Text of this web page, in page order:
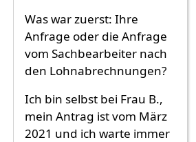
Was war zuerst: Ihre
Anfrage oder die Anfrage
vom Sachbearbeiter nach
den Lohnabrechnungen?
Ich bin selbst bei Frau B.,
mein Antrag ist vom März
2021 und ich warte immer